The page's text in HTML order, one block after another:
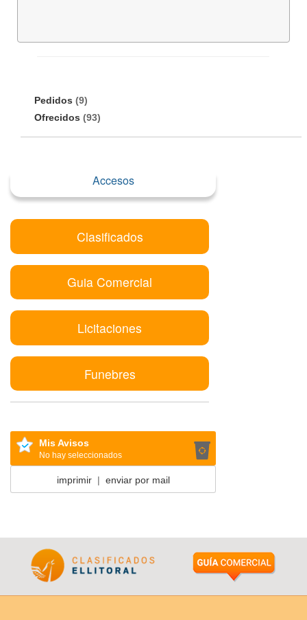
Pedidos (9)
Ofrecidos (93)
Accesos
Clasificados
Guia Comercial
Licitaciones
Funebres
Mis Avisos
No hay seleccionados
imprimir| enviar por mail